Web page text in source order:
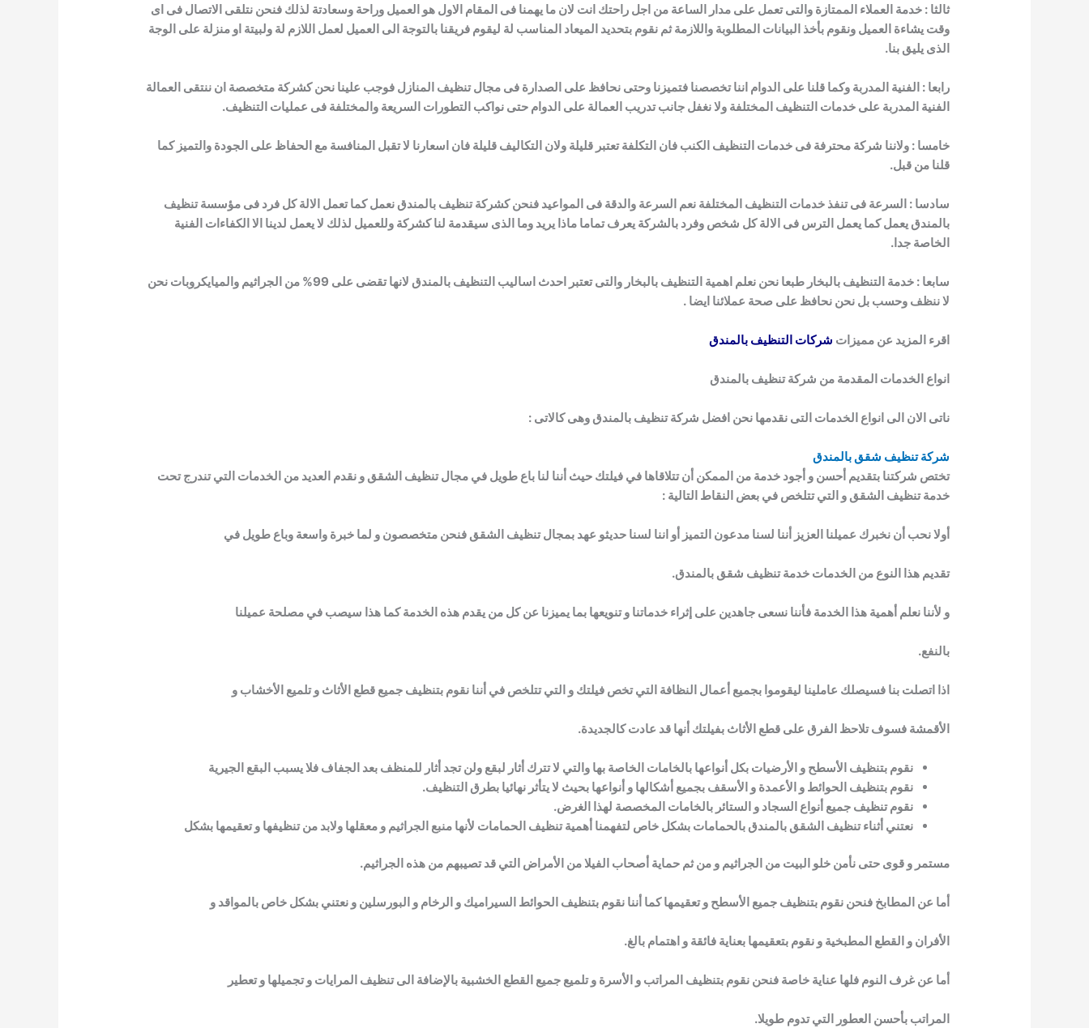
ثالثا : خدمة العملاء الممتازة والتى تعمل على مدار الساعة من اجل راحتك انت لان ما يهمنا فى المقام الاول هو العميل وراحة وسعادتة لذلك فنحن نتلقىالاتصال فى اى
وقت يشاءة العميل ونقوم بأخذ البيانات المطلوبة واللازمة ثم نقوم بتحديد الميعاد المناسب لة ليقوم فريقنا بالتوجة الى العميل لعمل اللازم لة ولبيتة اومنزلة على الوجة
الذى يليق بنا.
رابعا : الفنية المدربة وكما قلنا على الدوام اننا تخصصنا فتميزنا وحتى نحافظ على الصدارة فى مجال تنظيف المنازل فوجب علينا نحن كشركة متخصصة انننتقى العمالة
الفنية المدربة على خدمات التنظيف المختلفة ولا نغفل جانب تدريب العمالة على الدوام حتى نواكب التطورات السريعة والمختلفة فى عمليات التنظيف.
خامسا : ولاننا شركة محترفة فى خدمات التنظيف الكنب فان التكلفة تعتبر قليلة ولان التكاليف قليلة فان اسعارنا لا تقبل المنافسة مع الحفاظ على الجودة والتميزكما
قلنا من قبل.
سادسا : السرعة فى تنفذ خدمات التنظيف المختلفة نعم السرعة والدقة فى المواعيد فنحن كشركة تنظيف بالمندق نعمل كما تعمل الالة كل فرد فى مؤسسة تنظيف
بالمندق يعمل كما يعمل الترس فى الالة كل شخص وفرد بالشركة يعرف تماما ماذا يريد وما الذى سيقدمة لنا كشركة وللعميل لذلك لا يعمل لدينا الا الكفاءات الفنية
الخاصة جدا.
سابعا : خدمة التنظيف بالبخار طبعا نحن نعلم اهمية التنظيف بالبخار والتى تعتبر احدث اساليب التنظيف بالمندق لانها تقضى على 99% من الجراثيم
والميايكروبات نحن
لا ننظف وحسب بل نحن نحافظ على صحة عملائنا ايضا .
اقرء المزيد عن مميزات شركات التنظيف بالمندق
انواع الخدمات المقدمة من شركة تنظيف بالمندق
ناتى الان الى انواع الخدمات التى نقدمها نحن افضل شركة تنظيف بالمندق وهى كالاتى :
شركة تنظيف شققبالمندق
تختص شركتنا بتقديم أحسن و أجود خدمة من الممكن أن تتلاقاها في فيلتك حيث أننا لنا باع طويل في مجال تنظيف الشقق و نقدم العديد من الخدمات التيتندرج تحت
خدمة تنظيف الشقق و التي تتلخص في بعض النقاط التالية :
أولا نحب أن نخبرك عميلنا العزيز أننا لسنا مدعون التميز أو اننا لسنا حديثو عهد بمجال تنظيف الشقق فنحن متخصصون و لما خبرة واسعة وباع طويل في
تقديم هذا النوع من الخدمات خدمة تنظيف شقق بالمندق.
و لأننا نعلم أهمية هذا الخدمة فأننا نسعى جاهدين على إثراء خدماتنا و تنويعها بما يميزنا عن كل من يقدم هذه الخدمة كما هذا سيصب في مصلحة عميلنا
بالنفع.
اذا اتصلت بنا فسيصلك عاملينا ليقوموا بجميع أعمال النظافة التي تخص فيلتك و التي تتلخص في أننا نقوم بتنظيف جميع قطع الأثاث و تلميع الأخشاب و
الأقمشة فسوف تلاحظ الفرق على قطع الأثاث بفيلتك أنها قد عادت كالجديدة.
نقوم بتنظيف الأسطح و الأرضيات بكل أنواعها بالخامات الخاصة بها والتي لا تترك أثار لبقع ولن تجد أثار للمنظف بعد الجفاف فلا يسبب البقع الجيرية
نقوم بتنظيف الحوائط و الأعمدة و الأسقف بجميع أشكالها و أنواعها بحيث لا يتأثر نهائيا بطرق التنظيف.
نقوم تنظيف جميع أنواع السجاد و الستائر بالخامات المخصصة لهذا الغرض.
نعتني أثناء تنظيف الشقق بالمندق بالحمامات بشكل خاص لتفهمنا أهمية تنظيف الحمامات لأنها منبع الجراثيم و معقلها ولابد من تنظيفها و تعقيمها بشكل
مستمر و قوى حتى نأمن خلو البيت من الجراثيم و من ثم حماية أصحاب الفيلا من الأمراض التي قد تصيبهم من هذه الجراثيم.
أما عن المطابخ فنحن نقوم بتنظيف جميع الأسطح و تعقيمها كما أننا نقوم بتنظيف الحوائط السيراميك و الرخام و البورسلين و نعتني بشكل خاص بالمواقد و
الأفران و القطع المطبخية و نقوم بتعقيمها بعناية فائقة و اهتمام بالغ.
أما عن غرف النوم فلها عناية خاصة فنحن نقوم بتنظيف المراتب و الأسرة و تلميع جميع القطع الخشبية بالإضافة الى تنظيف المرايات و تجميلها و تعطير
المراتب بأحسن العطور التي تدوم طويلا.